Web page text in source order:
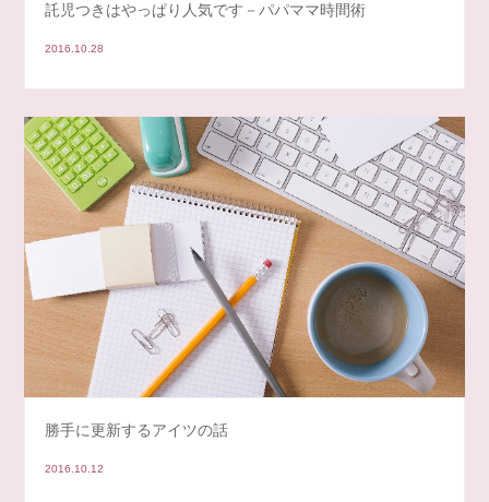
託児つきはやっぱり人気です－パパママ時間術
2016.10.28
勝手に更新するアイツの話
2016.10.12